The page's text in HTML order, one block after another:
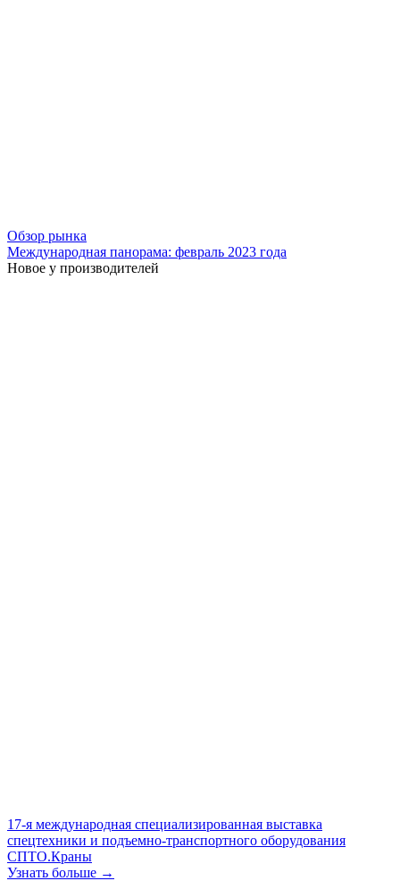
Обзор рынка
Международная панорама: февраль 2023 года
Новое у производителей
17-я международная специализированная выставка
спецтехники и подъемно-транспортного оборудования
СПТО.Краны
Узнать больше →